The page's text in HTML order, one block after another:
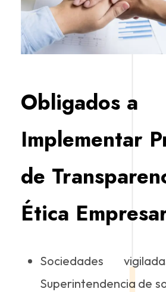
Obligados a
Implementar
de
Ética
Sociedades
Superintendencia de